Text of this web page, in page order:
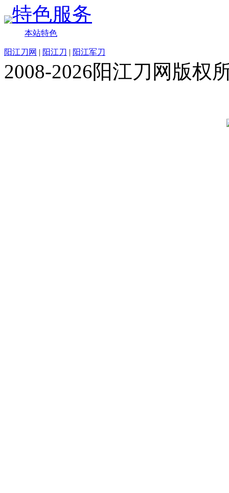
特色服务
本站特色
阳江刀网 | 阳江刀 | 阳江军刀
2008-2026阳江刀网版权